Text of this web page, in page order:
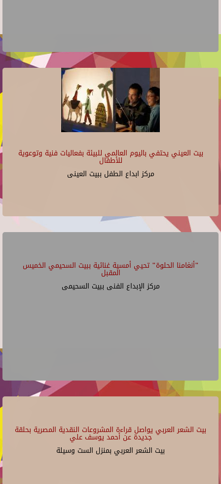
بيت العيني يحتفي باليوم العالمي للبيئة بفعاليات فنية وتوعوية
للأطفال
مركز ابداع الطفل ببيت العينى
"أنغامنا الحلوة" تحيي أمسية غنائية ببيت السحيمي الخميس
المقبل
مركز الإبداع الفنى ببيت السحيمى
بيت الشعر العربي يواصل قراءة المشروعات النقدية المصرية بحلقة
جديدة عن أحمد يوسف علي
بيت الشعر العربي بمنزل الست وسيلة